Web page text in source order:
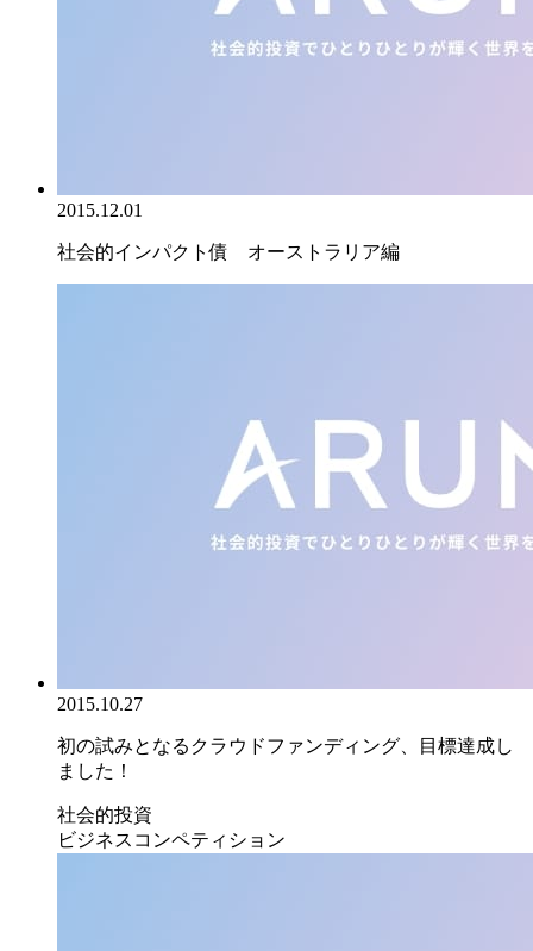
2015.12.01
社会的インパクト債 オーストラリア編
2015.10.27
初の試みとなるクラウドファンディング、目標達成し
ました！
社会的投資
ビジネスコンペティション